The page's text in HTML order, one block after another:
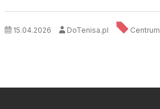
15.04.2026 DoTenisa.pl